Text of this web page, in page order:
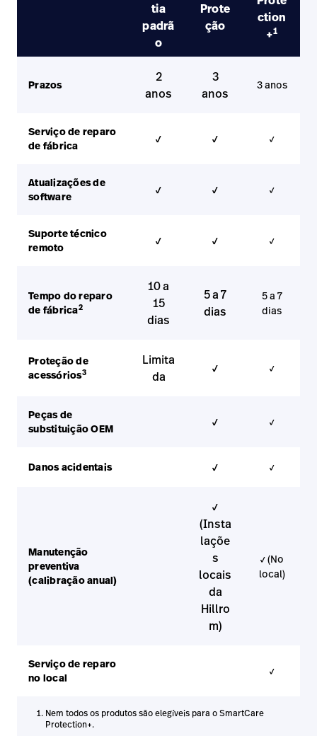
tia
padrã
o
Prote
ção
ction
+1
Prazos
2
anos
3
anos
3 anos
Serviço de reparo
de fábrica
✓ ✓ ✓
Atualizações de
software
✓ ✓ ✓
Suporte técnico
remoto
✓ ✓ ✓
Tempo do reparo
de fábrica2
10 a
15
dias
5 a 7
dias
5 a 7
dias
Proteção de
acessórios3
Limita
da
✓ ✓
Peças de
substituição OEM
✓ ✓
Danos acidentais ✓ ✓
Manutenção
preventiva
(calibração anual)
✓
(Insta
laçõe
s
locais
da
Hillro
m)
✓ (No
local)
Serviço de reparo
no local
✓
Nem todos os produtos são elegíveis para o SmartCare
Protection+.